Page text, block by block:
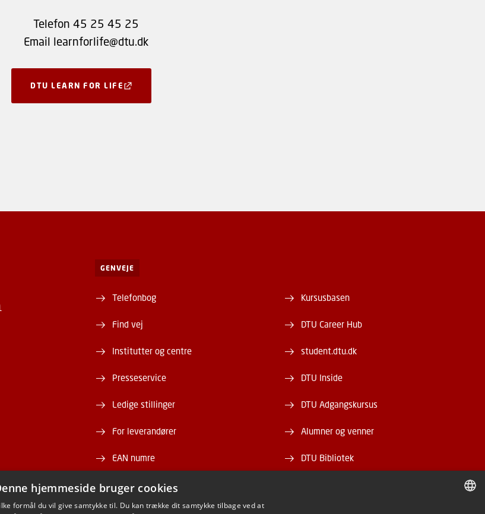
Telefon 45 25 45 25
Email learnforlife@dtu.dk
DTU LEARN FOR LIFE
GENVEJE
Telefonbog
Find vej
Institutter og centre
Presseservice
Ledige stillinger
For leverandører
EAN numre
Webshop
DTU Serviceportal
Kursusbasen
DTU Career Hub
student.dtu.dk
DTU Inside
DTU Adgangskursus
Alumner og venner
DTU Bibliotek
hjemmeside bruger cookies
formål du vil give samtykke til. Du kan trække dit samtykke tilbage ved at